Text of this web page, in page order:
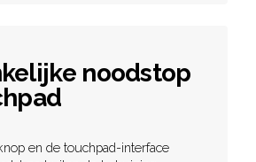
noodstop
en de touchpad-interface